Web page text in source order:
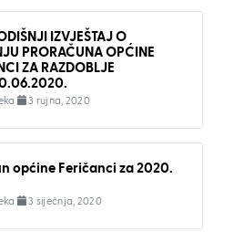
IZVJEŠTAJ O
PRORAČUNA OPĆINE
ZA RAZDOBLJE
3 rujna, 2020
općine Feričanci za 2020.
3 siječnja, 2020